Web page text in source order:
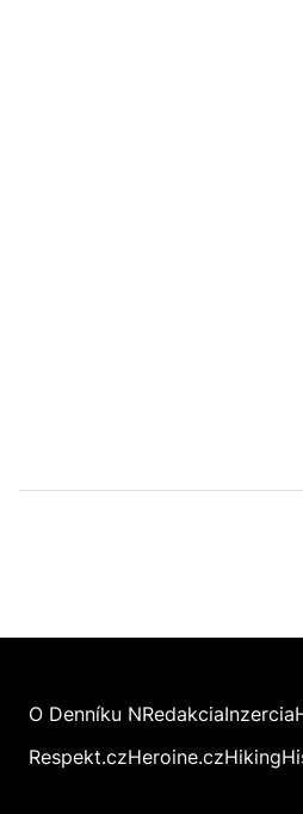
O Denníku NRedakciaInzercia
Respekt.czHeroine.czHiking